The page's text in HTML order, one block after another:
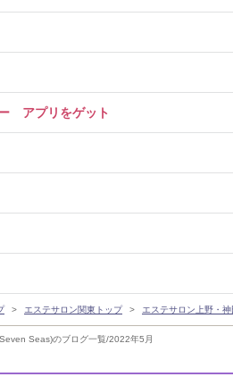
Seas)のブログ一覧/2022年5月
アプリをゲット
エステサロン関東トップ エステサロン上野・